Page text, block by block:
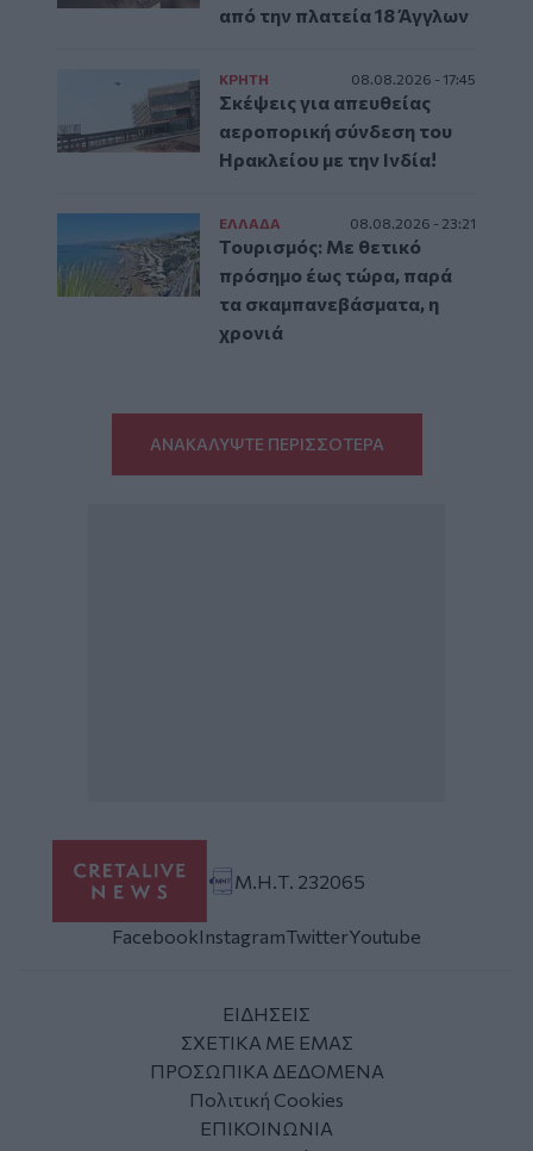
από την πλατεία 18 Άγγλων
ΚΡΗΤΗ 08.08.2026 - 17:45
Σκέψεις για απευθείας
αεροπορική σύνδεση του
Ηρακλείου με την Ινδία!
ΕΛΛAΔΑ 08.08.2026 - 23:21
Τουρισμός: Με θετικό
πρόσημο έως τώρα, παρά
τα σκαμπανεβάσματα, η
χρονιά
ΑΝΑΚΑΛΥΨΤΕ ΠΕΡΙΣΣΟΤΕΡΑ
Μ.Η.Τ. 232065
FacebookInstagramTwitterYoutube
ΕΙΔΗΣΕΙΣ
ΣΧΕΤΙΚΑ ΜΕ ΕΜΑΣ
ΠΡΟΣΩΠΙΚΑ ΔΕΔΟΜΕΝΑ
Πολιτική Cookies
ΕΠΙΚΟΙΝΩΝΙΑ